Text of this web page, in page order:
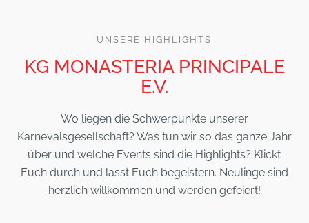
UNSERE HIGHLIGHTS
KG MONASTERIA PRINCIPALE
E.V.
Wo liegen die Schwerpunkte unserer
Karnevalsgesellschaft? Was tun wir so das ganze Jahr
über und welche Events sind die Highlights? Klickt
Euch durch und lasst Euch begeistern. Neulinge sind
herzlich willkommen und werden gefeiert!